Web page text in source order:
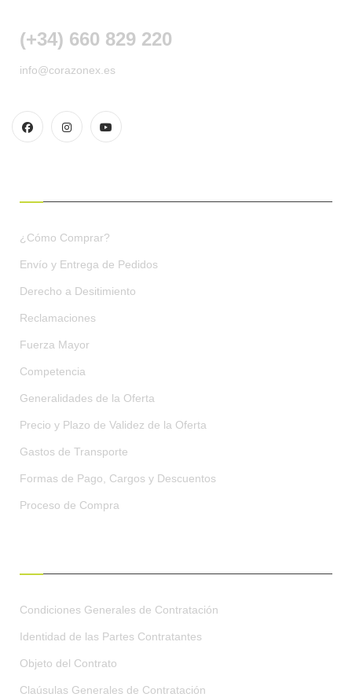
(+34) 660 829 220
info@corazonex.es
¿Cómo Comprar?
Envío y Entrega de Pedidos
Derecho a Desitimiento
Reclamaciones
Fuerza Mayor
Competencia
Generalidades de la Oferta
Precio y Plazo de Validez de la Oferta
Gastos de Transporte
Formas de Pago, Cargos y Descuentos
Proceso de Compra
Condiciones Generales de Contratación
Identidad de las Partes Contratantes
Objeto del Contrato
Claúsulas Generales de Contratación